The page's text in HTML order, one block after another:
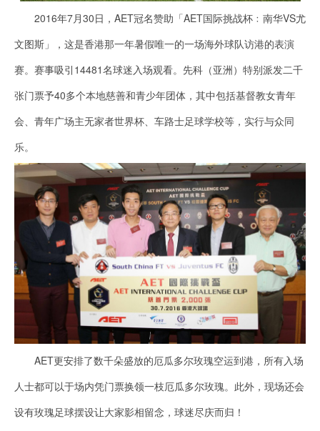
2016年7月30日，AET冠名赞助「AET国际挑战杯﹕南华VS尤
文图斯」，这是香港那一年暑假唯一的一场海外球队访港的表演
赛。赛事吸引14481名球迷入场观看。先科（亚洲）特别派发二千
张门票予40多个本地慈善和青少年团体，其中包括基督教女青年
会、青年广场主无家者世界杯、车路士足球学校等，实行与众同
乐。
AET更安排了数千朵盛放的厄瓜多尔玫瑰空运到港，所有入场
人士都可以于场内凭门票换领一枝厄瓜多尔玫瑰。此外，现场还会
设有玫瑰足球摆设让大家影相留念，球迷尽庆而归！